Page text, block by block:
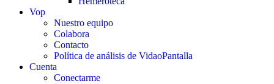
Vop
Nuestro equipo
Colabora
Contacto
Política de análisis de VidaoPantalla
Cuenta
Conectarme